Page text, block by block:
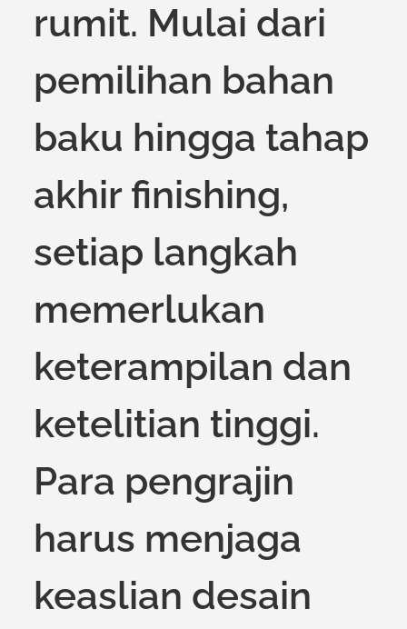
rumit. Mulai dari
pemilihan bahan
baku hingga tahap
akhir finishing,
setiap langkah
memerlukan
keterampilan dan
ketelitian tinggi.
Para pengrajin
harus menjaga
keaslian desain